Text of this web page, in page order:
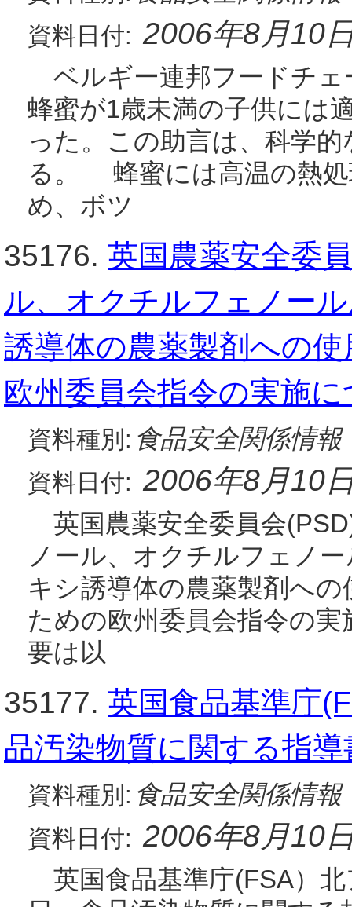
資料日付: 2006年8月10
ベルギー連邦フードチェ
蜂蜜が1歳未満の子供には
った。この助言は、科学
る。 蜂蜜には高温の熱処
め、ボツ
35176. 英国農薬安全委
ル、オクチルフェノー
誘導体の農薬製剤への
欧州委員会指令の実施
資料種別: 食品安全関係情報
資料日付: 2006年8月10
英国農薬安全委員会
ノール、オクチルフェノ
キシ誘導体の農薬製剤へ
ための欧州委員会指令の
要は以
35177. 英国食品基準庁
品汚染物質に関する指
資料種別: 食品安全関係情報
資料日付: 2006年8月10
英国食品基準庁(FSA）